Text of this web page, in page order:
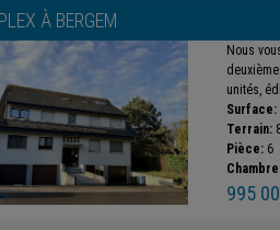
À BERGEM
Nous
unités,
Surface:
Terrain:
Pièce: 6
995